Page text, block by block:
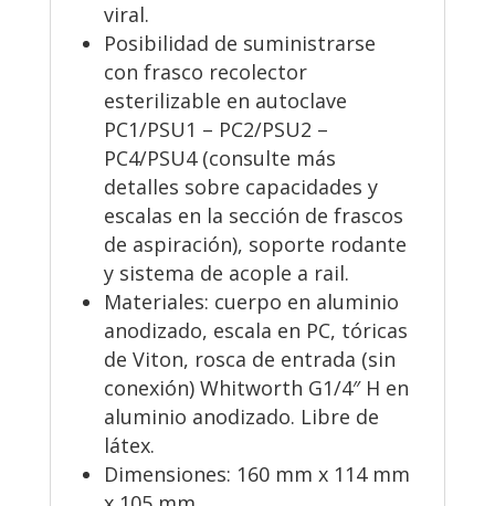
viral.
Posibilidad de suministrarse
con frasco recolector
esterilizable en autoclave
PC1/PSU1 – PC2/PSU2 –
PC4/PSU4 (consulte más
detalles sobre capacidades y
escalas en la sección de frascos
de aspiración), soporte rodante
y sistema de acople a rail.
Materiales: cuerpo en aluminio
anodizado, escala en PC, tóricas
de Viton, rosca de entrada (sin
conexión) Whitworth G1/4″ H en
aluminio anodizado. Libre de
látex.
Dimensiones: 160 mm x 114 mm